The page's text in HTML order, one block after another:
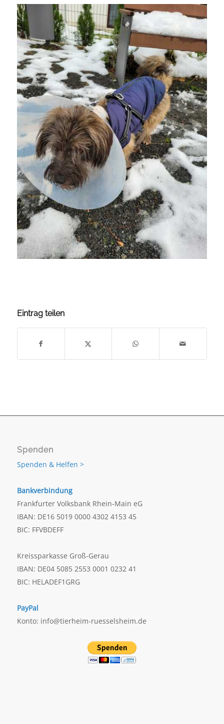
Eintrag teilen
Spenden
Spenden & Helfen >
Bankverbindung
Frankfurter Volksbank Rhein-Main eG
IBAN: DE16 5019 0000 4302 4153 45
BIC: FFVBDEFF
Kreissparkasse Groß-Gerau
IBAN: DE04 5085 2553 0001 0232 41
BIC: HELADEF1GRG
PayPal
Konto: info@tierheim-ruesselsheim.de